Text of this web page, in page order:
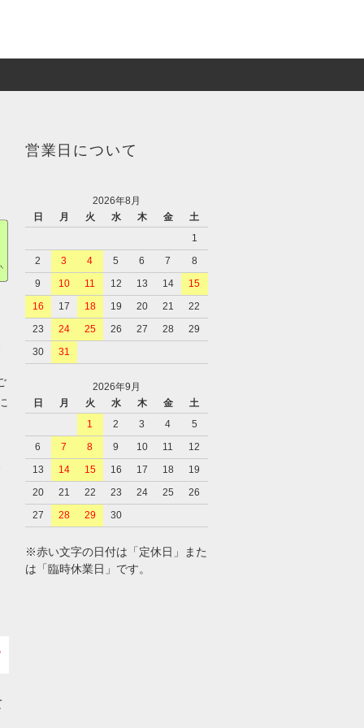
営業日について
2026年8月
日
月 火 水 木 金
土
1
2
3 4 5 6 7
8
9
10 11 12 13 14
15
16
17 18 19 20 21
22
23
24 25 26 27 28
29
30
31
2026年9月
日
月 火 水 木 金
土
1
2 3 4
5
6
7 8 9 10 11
12
13
14 15 16 17 18
19
20
21 22 23 24 25
26
27
28 29 30
※赤い文字の日付は「定休日」また
は「臨時休業日」です。